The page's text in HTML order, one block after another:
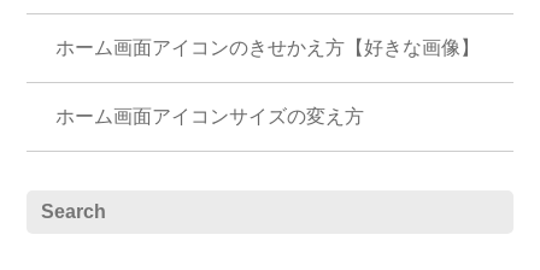
ホーム画面アイコンのきせかえ方【好きな画像】
ホーム画面アイコンサイズの変え方